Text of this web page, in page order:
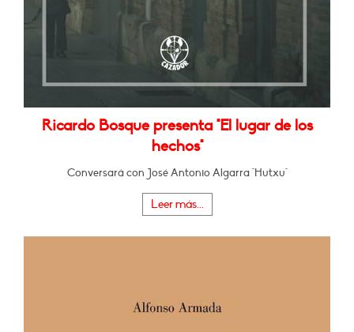
Ricardo Bosque presenta "El lugar de los
hechos"
Conversará con José Antonio Algarra "Hutxu"
Leer más...